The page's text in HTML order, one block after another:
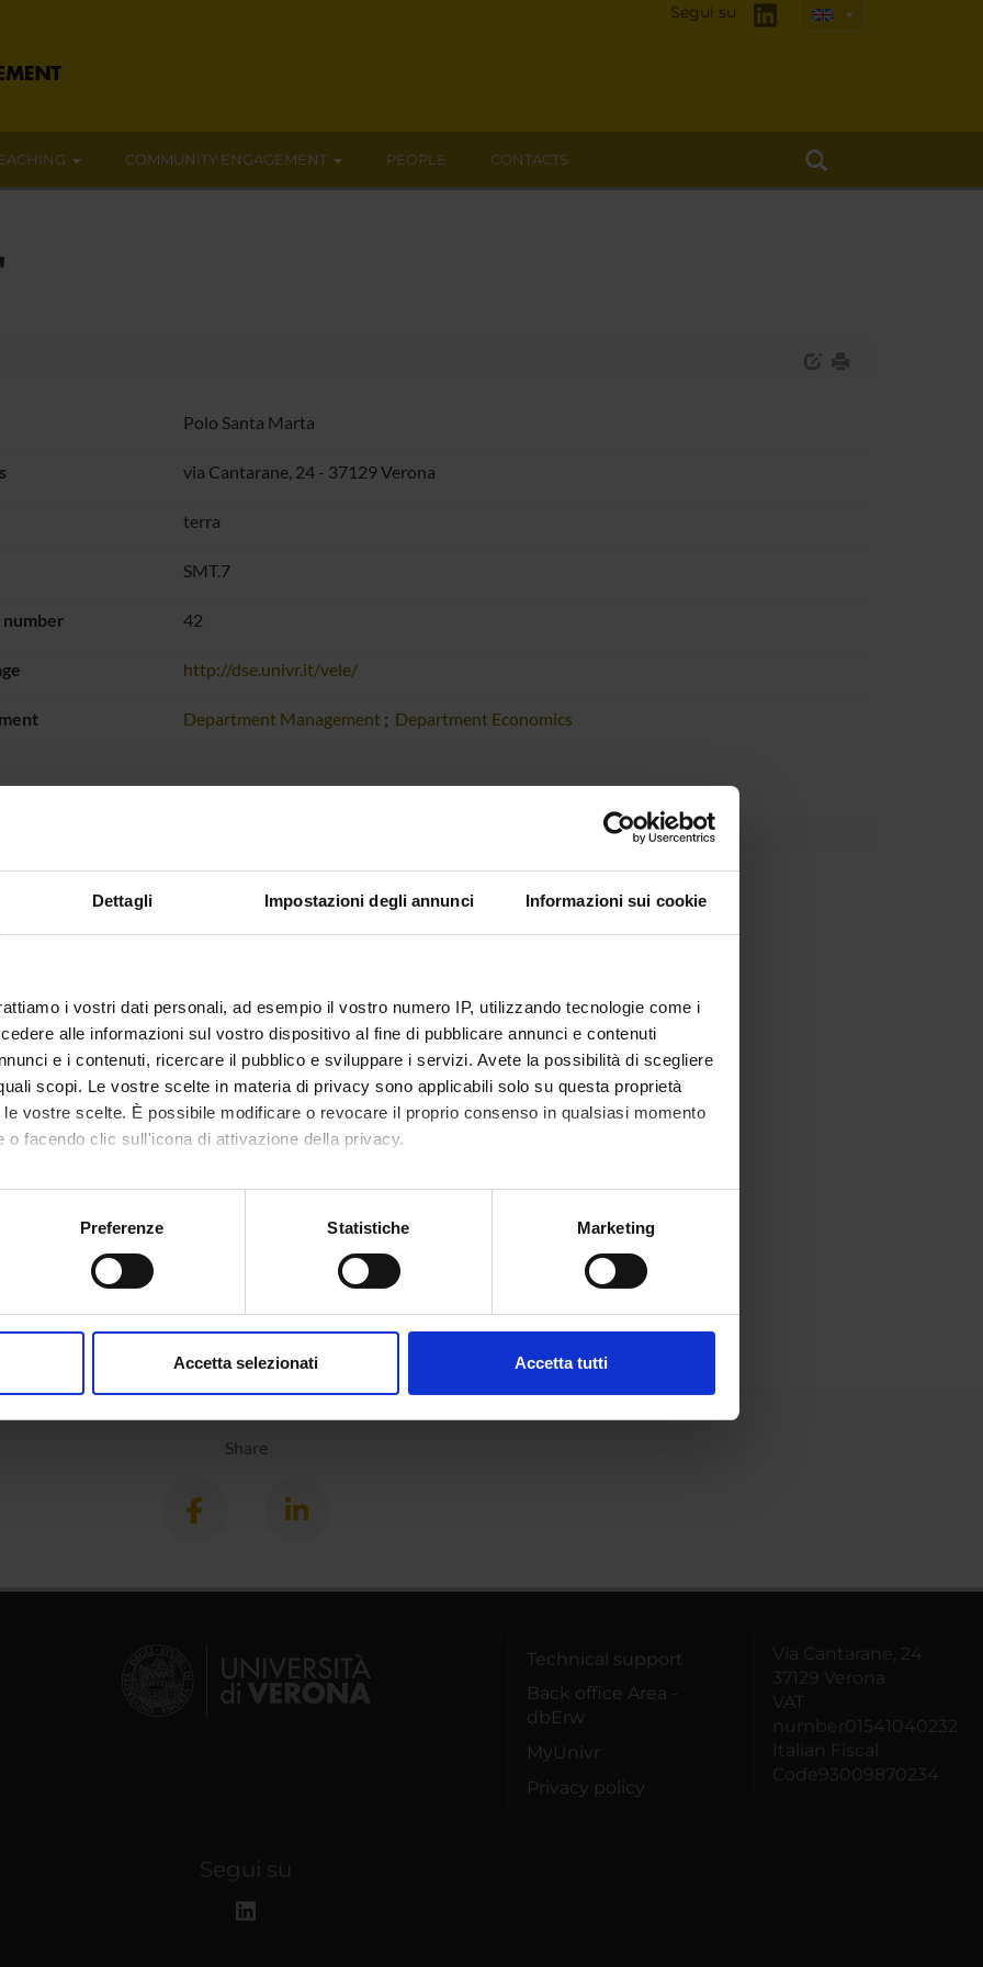
Dettagli Impostazioni degli annunci Informazioni sui cookie
i vostri dati personali, ad esempio il vostro numero IP, utilizzando tecnologie come i
alle informazioni sul vostro dispositivo al fine di pubblicare annunci e contenuti
e i contenuti, ricercare il pubblico e sviluppare i servizi. Avete la possibilità di scegliere
scopi. Le vostre scelte in materia di privacy sono applicabili solo su questa proprietà
vostre scelte. È possibile modificare o revocare il proprio consenso in qualsiasi momento
o facendo clic sull'icona di attivazione della privacy.
anche:
sulla tua posizione geografica, con un'approssimazione di qualche metro,
in qualsiasi momento dalla Dichiarazione sui cookie.
Preferenze Statistiche Marketing
Accetta selezionati Accetta tutti
Segui su
COMMUNITY ENGAGEMENT PEOPLE CONTACTS
Polo Santa Marta
via Cantarane, 24 - 37129 Verona
terra
SMT.7
number 42
http://dse.univr.it/vele/
Department Management ; Department Economics
Share
Technical support
Back office Area -
dbErw
MyUnivr
Privacy policy
Via Cantarane, 24
37129 Verona
VAT
number01541040232
Italian Fiscal
Code93009870234
Segui su